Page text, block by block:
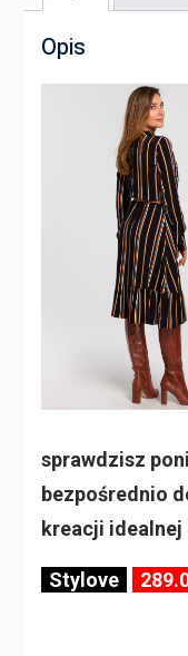
Opis
sprawdzisz
bezpośrednio
kreacji
Stylove